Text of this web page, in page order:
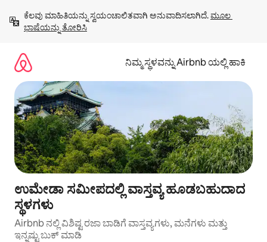
ಹೋಗಿ
ಕೆಲವು ಮಾಹಿತಿಯನ್ನು ಸ್ವಯಂಚಾಲಿತವಾಗಿ ಅನುವಾದಿಸಲಾಗಿದೆ. ಮೂಲ
ಭಾಷೆಯನ್ನು ತೋರಿಸಿ
ನಿಮ್ಮ ಸ್ಥಳವನ್ನು Airbnb ಯಲ್ಲಿ ಹಾಕಿ
ಉಮೇಡಾ ಸಮೀಪದಲ್ಲಿ ವಾಸ್ತವ್ಯ ಹೂಡಬಹುದಾದ
ಸ್ಥಳಗಳು
Airbnb ನಲ್ಲಿ ವಿಶಿಷ್ಟ ರಜಾ ಬಾಡಿಗೆ ವಾಸ್ತವ್ಯಗಳು, ಮನೆಗಳು ಮತ್ತು
ಇನ್ನಷ್ಟು ಬುಕ್ ಮಾಡಿ